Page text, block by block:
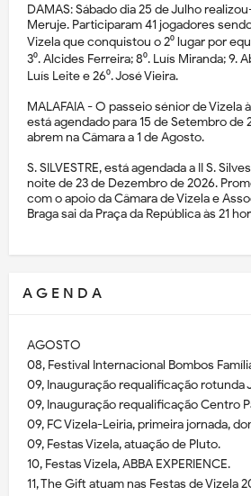
DAMAS: Sábado dia 25 de Julho
Meruje. Participaram 41 jogadores
Vizela que conquistou o 2⁰ lugar por
3⁰. Alcides Ferreira; 8⁰. Luís Miranda; 9.
Luís Leite e 26⁰. José Vieira.
MALAFAIA - O passeio sénior de Vizela
está agendado para 15 de Setembro de
abrem na Câmara a 1 de Agosto.
S. SILVESTRE, está agendada a II S.
noite de 23 de Dezembro de 2026.
com o apoio da Câmara de Vizela e
Braga sai da Praça da República às 21
A G E N D A
AGOSTO
08, Festival Internacional Bombos
09, Inauguração requalificação rotunda
09, Inauguração requalificação Centro
09, FC Vizela-Leiria, primeira jornada,
09, Festas Vizela, atuação de Pluto.
10, Festas Vizela, ABBA EXPERIENCE.
11, The Gift atuam nas Festas de Vizela